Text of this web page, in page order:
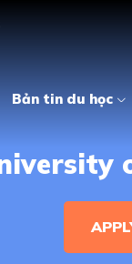
Bản tin du học